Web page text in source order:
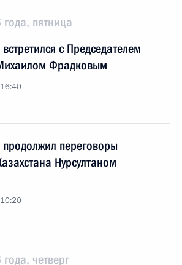
пятница
с Председателем
Фрадковым
переговоры
Нурсултаном
четверг